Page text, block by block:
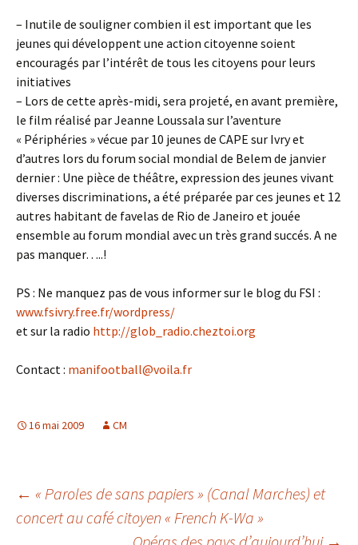
– Inutile de souligner combien il est important que les
jeunes qui développent une action citoyenne soient
encouragés par l’intérêt de tous les citoyens pour leurs
initiatives
– Lors de cette après-midi, sera projeté, en avant première,
le film réalisé par Jeanne Loussala sur l’aventure
« Périphéries » vécue par 10 jeunes de CAPE sur Ivry et
d’autres lors du forum social mondial de Belem de janvier
dernier : Une pièce de théâtre, expression des jeunes vivant
diverses discriminations, a été préparée par ces jeunes et 12
autres habitant de favelas de Rio de Janeiro et jouée
ensemble au forum mondial avec un très grand succés. A ne
pas manquer…..!
PS : Ne manquez pas de vous informer sur le blog du FSI :
www.fsivry.free.fr/wordpress/
et sur la radio http://glob_radio.cheztoi.org
Contact : manifootball@voila.fr
16 mai 2009 CM
Navigation
← « Paroles de sans papiers » (Canal Marches) et
concert au café citoyen « French K-Wa »